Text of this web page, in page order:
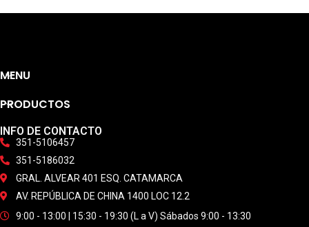
MENU
PRODUCTOS
INFO DE CONTACTO
351-5106457
351-5186032
GRAL. ALVEAR 401 ESQ. CATAMARCA
AV. REPÚBLICA DE CHINA 1400 LOC 12.2
9:00 - 13:00 | 15:30 - 19:30 (L a V) Sábados 9:00 - 13:30